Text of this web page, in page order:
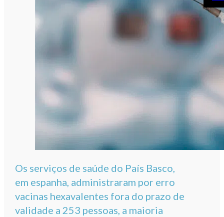
Os serviços de saúde do País Basco,
em espanha, administraram por erro
vacinas hexavalentes fora do prazo de
validade a 253 pessoas, a maioria